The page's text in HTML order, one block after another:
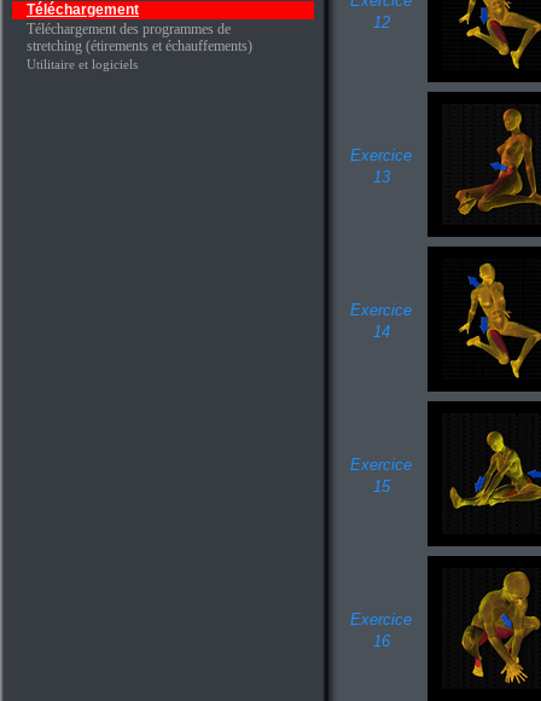
Téléchargement
Téléchargement des programmes de
stretching (étirements et échauffements)
Utilitaire et logiciels
12
Exercice
13
Exercice
14
Exercice
15
Exercice
16